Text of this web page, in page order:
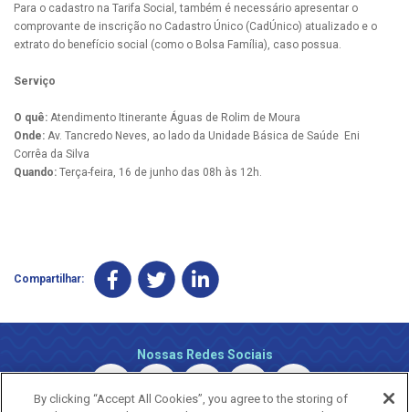
Para o cadastro na Tarifa Social, também é necessário apresentar o
comprovante de inscrição no Cadastro Único (CadÚnico) atualizado e o
extrato do benefício social (como o Bolsa Família), caso possua.
Serviço
O quê: Atendimento Itinerante Águas de Rolim de Moura
Onde: Av. Tancredo Neves, ao lado da Unidade Básica de Saúde Eni
Corrêa da Silva
Quando: Terça-feira, 16 de junho das 08h às 12h.
Compartilhar:
Nossas Redes Sociais
By clicking “Accept All Cookies”, you agree to the storing of